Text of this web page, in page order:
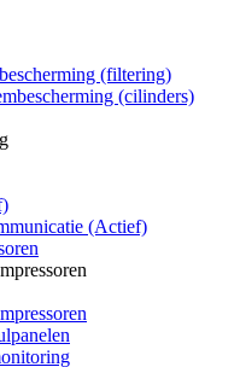
(filtering)
(cilinders)
(Actief)